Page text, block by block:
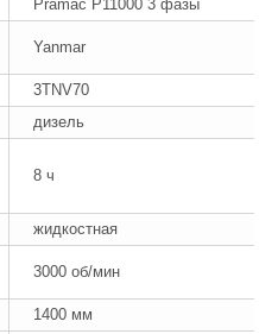
Pramac P11000 3 фазы
Yanmar
3TNV70
дизель
8 ч
жидкостная
3000 об/мин
1400 мм